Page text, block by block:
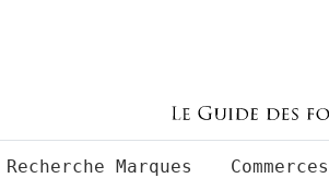
Recherche Marques Commerces